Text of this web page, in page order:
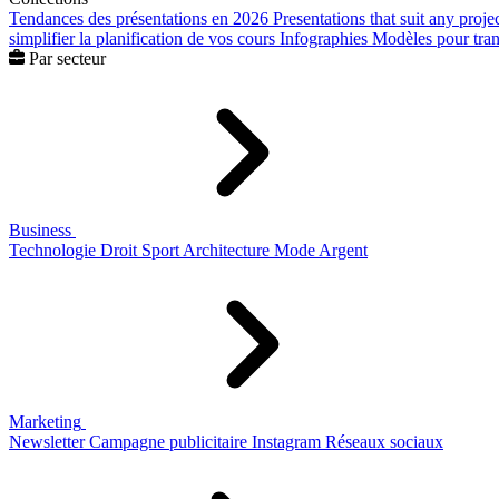
Tendances des présentations en 2026 Presentations that suit any
simplifier la planification de vos cours Infographies Modèles pour
Par secteur
Business
Technologie Droit Sport Architecture Mode Argent
Marketing
Newsletter Campagne publicitaire Instagram Réseaux sociaux